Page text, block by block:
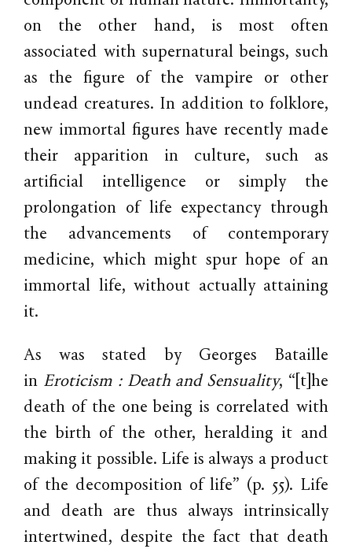
on the other hand, is most often
associated with supernatural beings, such
as the figure of the vampire or other
undead creatures. In addition to folklore,
new immortal figures have recently made
their apparition in culture, such as
artificial intelligence or simply the
prolongation of life expectancy through
the advancements of contemporary
medicine, which might spur hope of an
immortal life, without actually attaining
it.
As was stated by Georges Bataille
in Eroticism : Death and Sensuality, “[t]he
death of the one being is correlated with
the birth of the other, heralding it and
making it possible. Life is always a product
of the decomposition of life” (p. 55). Life
and death are thus always intrinsically
intertwined, despite the fact that death